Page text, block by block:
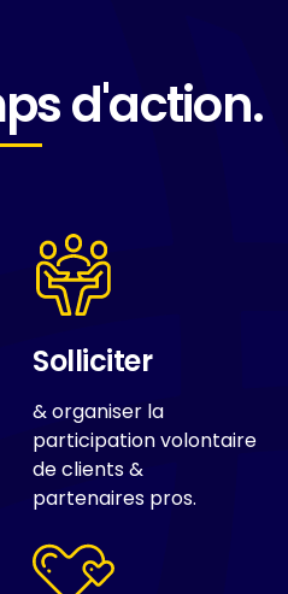
d'action.
Solliciter
& organiser la
participation volontaire
de clients &
partenaires pros.